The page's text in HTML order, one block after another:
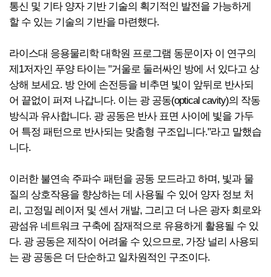
통신 및 기타 양자 기반 기술의 획기적인 발전을 가능하게
할 수 있는 기술의 기반을 마련했다.
라이스대 응용물리학 대학원 프로그램 동문이자 이 연구의
제1저자인 푸양 타이는 "거울로 둘러싸인 방에 서 있다고 상
상해 보세요. 방 안에 손전등을 비추면 빛이 앞뒤로 반사되
어 끝없이 퍼져 나갑니다. 이는 광 공동(optical cavity)의 작동
방식과 유사합니다. 광 공동은 반사 표면 사이에 빛을 가두
어 특정 패턴으로 반사되는 맞춤형 구조입니다."라고 말했습
니다.
이러한 불연속 주파수 패턴을 공동 모드라고 하며, 빛과 물
질의 상호작용을 향상하는 데 사용될 수 있어 양자 정보 처
리, 고정밀 레이저 및 센서 개발, 그리고 더 나은 광자 회로와
광섬유 네트워크 구축에 잠재적으로 유용하게 활용될 수 있
다. 광 공동은 제작이 어려울 수 있으므로, 가장 널리 사용되
는 광 공동은 더 단순하고 일차원적인 구조이다.